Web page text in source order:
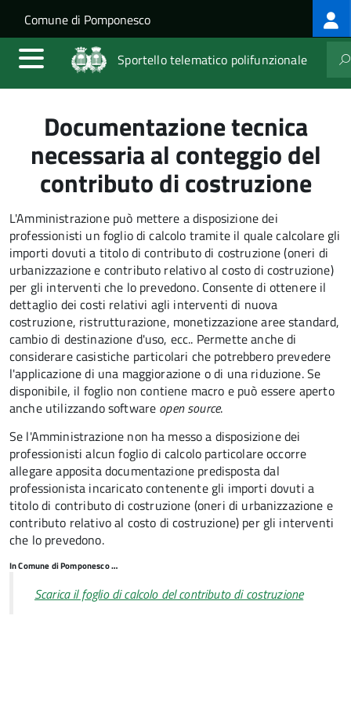
Salta al contenuto principale
Skip to site navigation
Comune di Pomponesco
Sportello telematico polifunzionale
Documentazione tecnica
necessaria al conteggio del
contributo di costruzione
L'Amministrazione può mettere a disposizione dei
professionisti un foglio di calcolo tramite il quale calcolare gli
importi dovuti a titolo di contributo di costruzione (oneri di
urbanizzazione e contributo relativo al costo di costruzione)
per gli interventi che lo prevedono. Consente di ottenere il
dettaglio dei costi relativi agli interventi di nuova
costruzione, ristrutturazione, monetizzazione aree standard,
cambio di destinazione d'uso, ecc.. Permette anche di
considerare casistiche particolari che potrebbero prevedere
l'applicazione di una maggiorazione o di una riduzione. Se
disponibile, il foglio non contiene macro e può essere aperto
anche utilizzando software open source.
Se l'Amministrazione non ha messo a disposizione dei
professionisti alcun foglio di calcolo particolare occorre
allegare apposita documentazione predisposta dal
professionista incaricato contenente gli importi dovuti a
titolo di contributo di costruzione (oneri di urbanizzazione e
contributo relativo al costo di costruzione) per gli interventi
che lo prevedono.
In Comune di Pomponesco …
Scarica il foglio di calcolo del contributo di costruzione